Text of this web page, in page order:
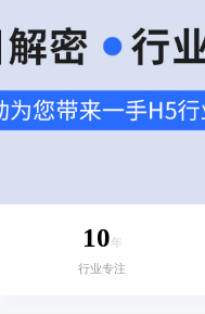
10年
行业专注